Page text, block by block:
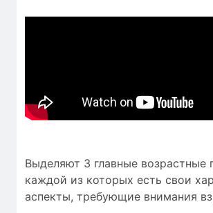
Выделяют 3 главные возрастные
каждой из которых есть свои
аспекты, требующие внимания